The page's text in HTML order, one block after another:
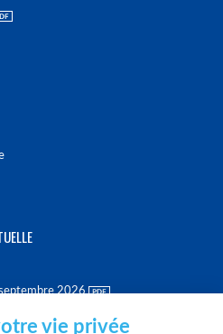
2026
vie privée